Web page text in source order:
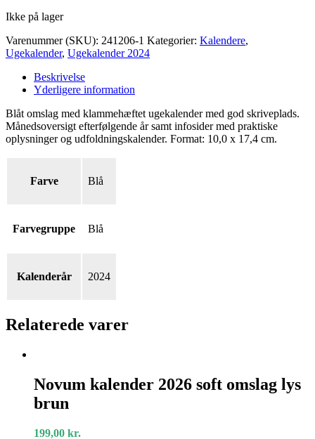
Ikke på lager
Varenummer (SKU): 241206-1 Kategorier: Kalendere,
Ugekalender, Ugekalender 2024
Beskrivelse
Yderligere information
Blåt omslag med klammehæftet ugekalender med god skriveplads.
Månedsoversigt efterfølgende år samt infosider med praktiske
oplysninger og udfoldningskalender. Format: 10,0 x 17,4 cm.
Farve Blå
Farvegruppe Blå
Kalenderår 2024
Relaterede varer
kalender
2026
soft
lys
Novum kalender 2026 soft omslag lys
brun
199,00 kr.